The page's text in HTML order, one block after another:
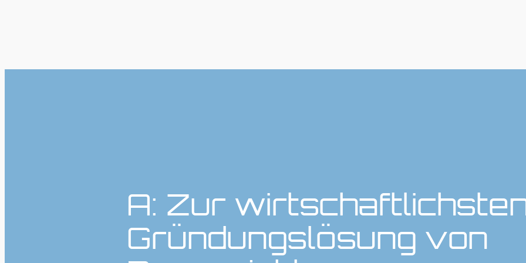
A: Zur
Gründungslösung von